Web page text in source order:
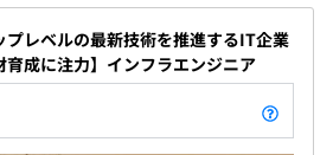
プレベルの最新技術を推進するIT企業
育成に注力】インフラエンジニア